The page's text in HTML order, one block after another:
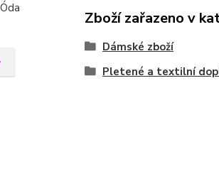
Zboží zařazeno v
Dámské zboží
Pletené a textilní